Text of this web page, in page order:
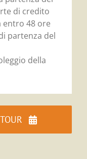
di credito
entro 48 ore
partenza del
della